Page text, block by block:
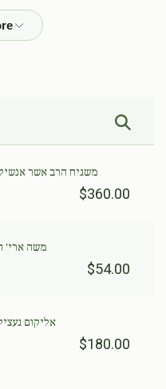
חיים
81
Donors
משגיח הרב אשר
$360.00
משה ארי'
$54.00
אליקום
$180.00